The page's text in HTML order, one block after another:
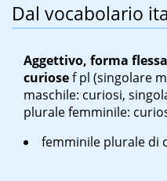
Dal vocabolario
Aggettivo, forma flessa
curiosef pl (singolare
maschile: curiosi,
plurale femminile:
femminile plurale di